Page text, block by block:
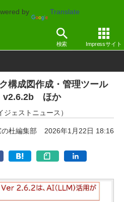
by Translate
検索 Impressサイト
アップデート
構成図作成・管理ツール
v2.6.2b ほか
ェストニュース）
の杜編集部 2026年1月22日 18:16